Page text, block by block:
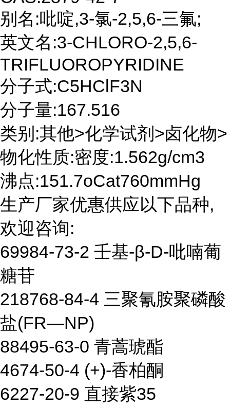
别名:吡啶,3-氯-2,5,6-三氟;
英文名:3-CHLORO-2,5,6-
TRIFLUOROPYRIDINE
分子式:C5HClF3N
分子量:167.516
类别:其他>化学试剂>卤化物>
物化性质:密度:1.562g/cm3
沸点:151.7oCat760mmHg
生产厂家优惠供应以下品种,
欢迎咨询:
69984-73-2 壬基-β-D-吡喃葡
糖苷
218768-84-4 三聚氰胺聚磷酸
盐(FR—NP)
88495-63-0 青蒿琥酯
4674-50-4 (+)-香柏酮
6227-20-9 直接紫35